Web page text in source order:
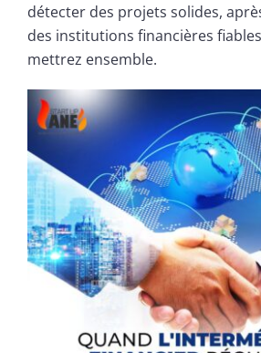
détecter des projets solides,
des institutions financières
mettrez ensemble.